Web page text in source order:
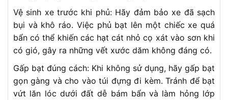
Vệ sinh xe trước khi phủ: Hãy đảm bảo xe đã sạch
bụi và khô ráo. Việc phủ bạt lên một chiếc xe quá
bẩn có thể khiến các hạt cát nhỏ cọ xát vào sơn khi
có gió, gây ra những vết xước dăm không đáng có.
Gấp bạt đúng cách: Khi không sử dụng, hãy gấp bạt
gọn gàng và cho vào túi đựng đi kèm. Tránh để bạt
vứt lăn lóc dưới đất dễ bám bẩn và làm hỏng lớp